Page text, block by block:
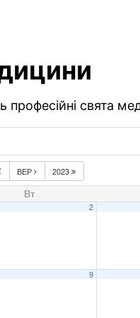
свята
ВЕР 2023
Вт
2
9